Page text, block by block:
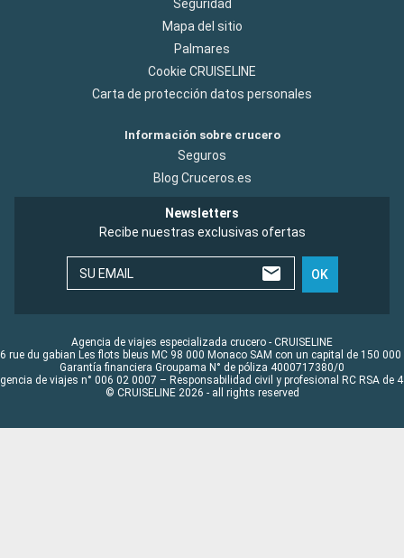
Seguridad
Mapa del sitio
Palmares
Cookie CRUISELINE
Carta de protección datos personales
Información sobre crucero
Seguros
Blog Cruceros.es
Newsletters
Recibe nuestras exclusivas ofertas
SU EMAIL OK
Agencia de viajes especializada crucero - CRUISELINE
rue du gabian Les flots bleus MC 98 000 Monaco SAM con un capital de 150 000
Garantía financiera Groupama N° de póliza 4000717380/0
de viajes n° 006 02 0007 – Responsabilidad civil y profesional RC RSA de
© CRUISELINE 2026 - all rights reserved